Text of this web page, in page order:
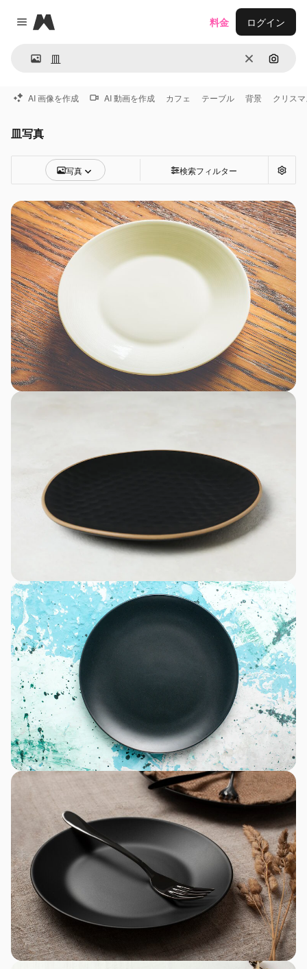
Close menu
Magnific
消去 画像で
料金 ログイン
AI 画像を作成 AI 動画を作成 カフェ テーブル 背景 クリス
皿写真
写真 検索フィルター